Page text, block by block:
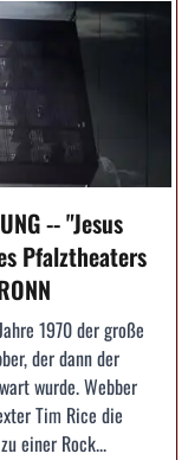
-- "Jesus
Pfalztheaters
1970 der große
der dann der
wurde. Webber
Tim Rice die
einer Rock...